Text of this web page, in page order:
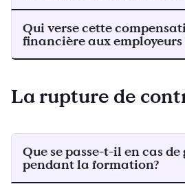
Qui verse cette
financière aux employeurs
La rupture de
Que se passe-t-il en cas de
pendant la formation?